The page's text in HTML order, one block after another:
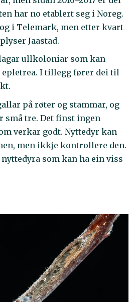
har no etablert seg i Noreg.
i Telemark, men etter kvart
Jaastad.
ullkoloniar som kan
I tillegg fører dei til
på røter og stammar, og
små tre. Det finst ingen
verkar godt. Nyttedyr kan
men ikkje kontrollere den.
som kan ha ein viss